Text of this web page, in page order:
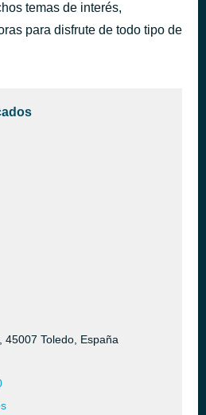
temas de interés,
para disfrute de todo tipo de
Toledo, España